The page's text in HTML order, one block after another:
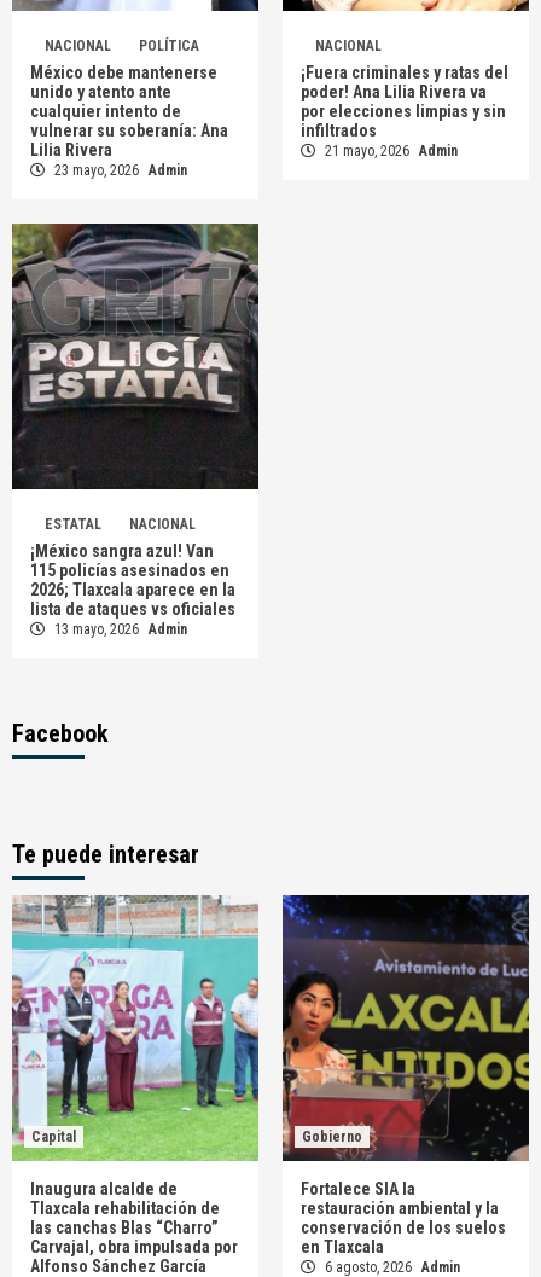
NACIONAL POLÍTICA
México debe mantenerse
unido y atento ante
cualquier intento de
vulnerar su soberanía: Ana
Lilia Rivera
23 mayo, 2026 Admin
NACIONAL
¡Fuera criminales y ratas del
poder! Ana Lilia Rivera va
por elecciones limpias y sin
infiltrados
21 mayo, 2026 Admin
ESTATAL NACIONAL
¡México sangra azul! Van
115 policías asesinados en
2026; Tlaxcala aparece en la
lista de ataques vs oficiales
13 mayo, 2026 Admin
Facebook
Te puede interesar
Capital
Inaugura alcalde de
Tlaxcala rehabilitación de
las canchas Blas “Charro”
Carvajal, obra impulsada por
Alfonso Sánchez García
Gobierno
Fortalece SIA la
restauración ambiental y la
conservación de los suelos
en Tlaxcala
6 agosto, 2026 Admin